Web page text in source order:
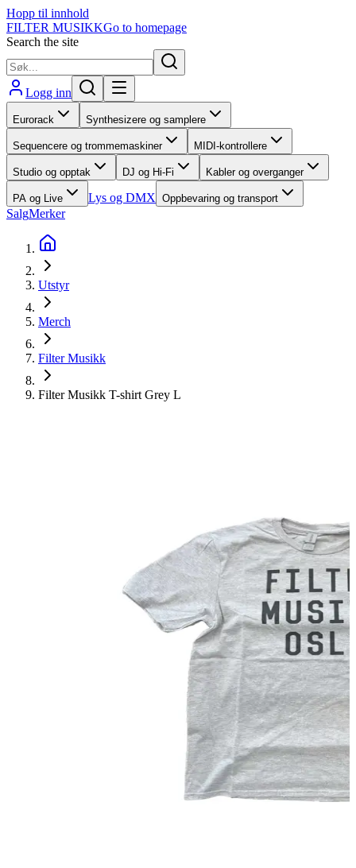
Hopp til innhold
FILTER MUSIKKGo to homepage
Search the site
Logg inn
Eurorack Synthesizere og samplere
Sequencere og trommemaskiner MIDI-kontrollere
Studio og opptak DJ og Hi-Fi Kabler og overganger
PA og Live Lys og DMX Oppbevaring og transport
SalgMerker
Utstyr
Merch
Filter Musikk
Filter Musikk T-shirt Grey L